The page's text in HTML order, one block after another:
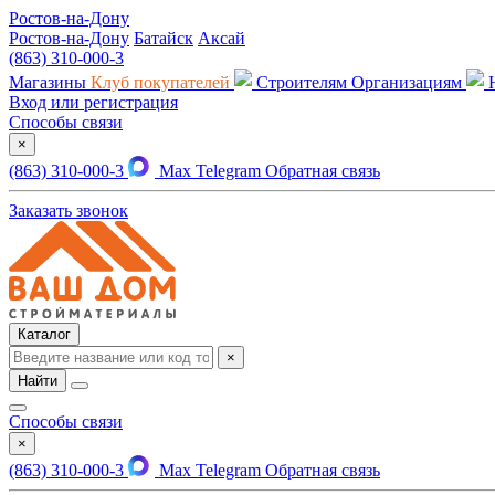
Ростов-на-Дону
Ростов-на-Дону Батайск Аксай
(863) 310-000-3
Магазины Клуб покупателей Строителям Организациям
Вход или регистрация
Способы связи
×
(863) 310-000-3 Max Telegram Обратная связь
Заказать звонок
Каталог
×
Найти
Способы связи
×
(863) 310-000-3 Max Telegram Обратная связь